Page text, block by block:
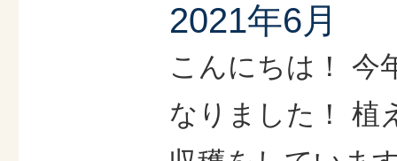
2021年6月
こんにちは！ 今
なりました！ 植